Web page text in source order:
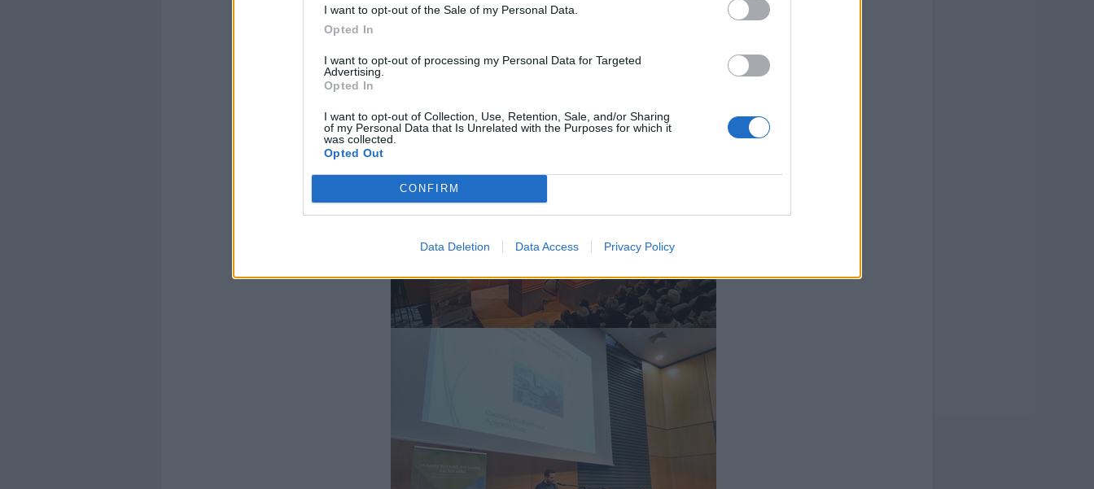
I want to opt-out of the Sale of my Personal Data.
Opted In
I want to opt-out of processing my Personal Data for Targeted
Advertising.
Opted In
I want to opt-out of Collection, Use, Retention, Sale, and/or Sharing
of my Personal Data that Is Unrelated with the Purposes for which it
was collected.
Opted Out
CONFIRM
Data Deletion Data Access Privacy Policy